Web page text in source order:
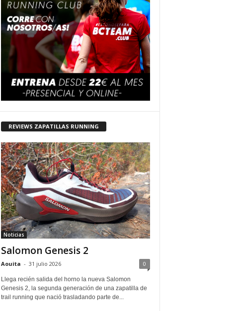
REVIEWS ZAPATILLAS RUNNING
Noticias
Salomon Genesis 2
Aouita - 31 julio 2026 0
Llega recién salida del horno la nueva Salomon
Genesis 2, la segunda generación de una zapatilla de
trail running que nació trasladando parte de...